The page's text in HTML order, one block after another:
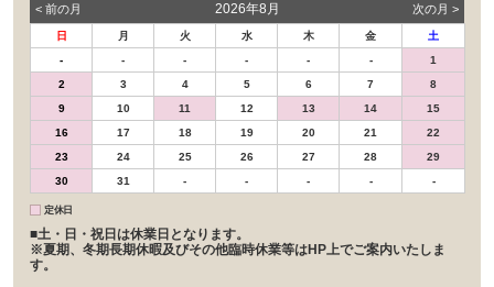
< 前の⽉ 2026年8月 次の⽉ >
日 月 火 水 木 金
土
-
- - - - -
1
2
3 4 5 6 7
8
9
10 11 12 13 14
15
16
17 18 19 20 21
22
23
24 25 26 27 28
29
30
31 - - - - -
定休日
■土・日・祝日は休業日となります。
※夏期、冬期長期休暇及びその他臨時休業等はHP上でご案内いたしま
す。